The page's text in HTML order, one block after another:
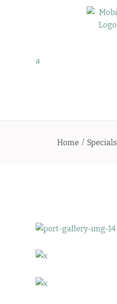
Home / Specials